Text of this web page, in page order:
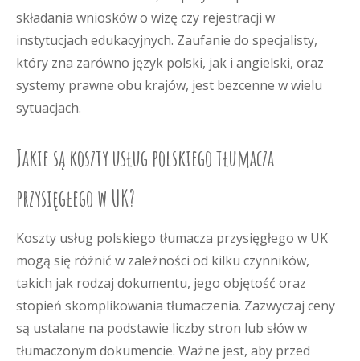
składania wniosków o wizę czy rejestracji w
instytucjach edukacyjnych. Zaufanie do specjalisty,
który zna zarówno język polski, jak i angielski, oraz
systemy prawne obu krajów, jest bezcenne w wielu
sytuacjach.
Jakie są koszty usług polskiego tłumacza
przysięgłego w UK?
Koszty usług polskiego tłumacza przysięgłego w UK
mogą się różnić w zależności od kilku czynników,
takich jak rodzaj dokumentu, jego objętość oraz
stopień skomplikowania tłumaczenia. Zazwyczaj ceny
są ustalane na podstawie liczby stron lub słów w
tłumaczonym dokumencie. Ważne jest, aby przed